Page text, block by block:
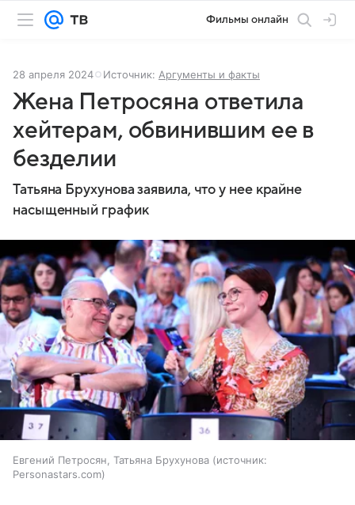
Фильмы онлайн
28 апреля 2024 Источник: Аргументы и факты
Жена Петросяна ответила
хейтерам, обвинившим ее в
безделии
Татьяна Брухунова заявила, что у нее крайне
насыщенный график
Евгений Петросян, Татьяна Брухунова
источник:
Personastars.com